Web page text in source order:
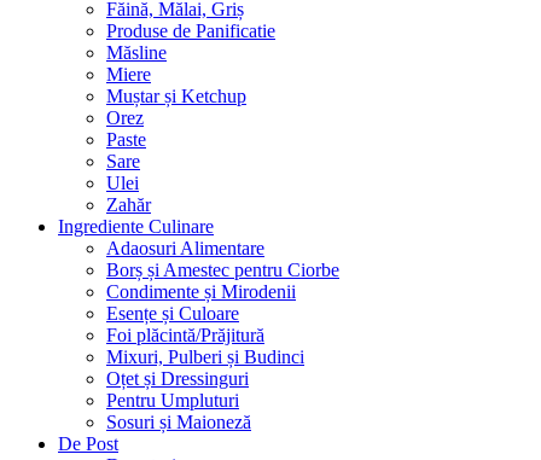
Făină, Mălai, Griș
Produse de Panificatie
Măsline
Miere
Muștar și Ketchup
Orez
Paste
Sare
Ulei
Zahăr
Ingrediente Culinare
Adaosuri Alimentare
Borș și Amestec pentru Ciorbe
Condimente și Mirodenii
Esențe și Culoare
Foi plăcintă/Prăjitură
Mixuri, Pulberi și Budinci
Oțet și Dressinguri
Pentru Umpluturi
Sosuri și Maioneză
De Post